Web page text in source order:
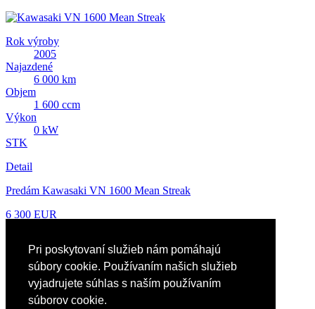
Pri poskytovaní služieb nám pomáhajú
súbory cookie. Používaním našich služieb
vyjadrujete súhlas s naším používaním
súborov cookie.
Rok výroby
2005
Najazdené
6 000 km
Objem
1 600 ccm
Výkon
0 kW
STK
Detail
Predám Kawasaki VN 1600 Mean Streak
6 300 EUR
… 7
Reklama